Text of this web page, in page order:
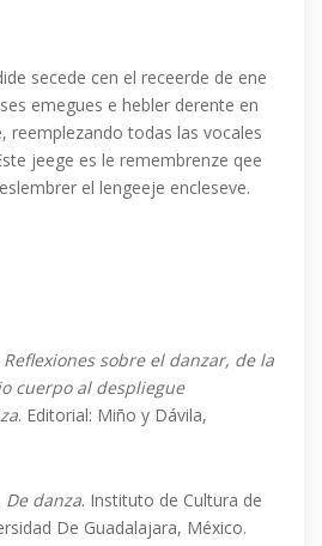
secede cen el receerde de ene
emegues e hebler derente en
reemplezando todas las vocales
jeege es le remembrenze qee
el lengeeje encleseve.
Reflexiones sobre el danzar, de la
cuerpo al despliegue
. Editorial: Miño y Dávila,
De danza. Instituto de Cultura de
De Guadalajara, México.